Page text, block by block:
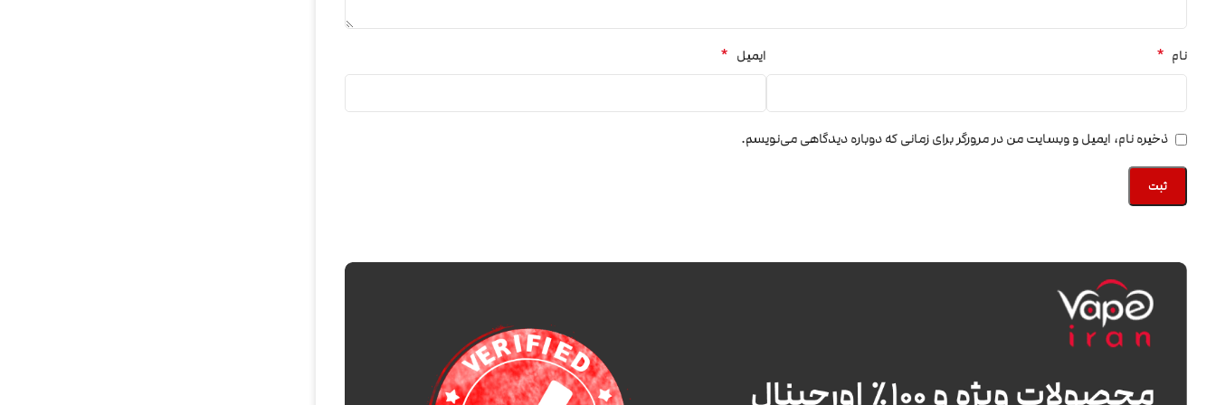
نام * ایمیل *
ذخیره نام، ایمیل و وبسایت من در مرورگر برای زمانی که دوباره دیدگاهی می‌نویسم.